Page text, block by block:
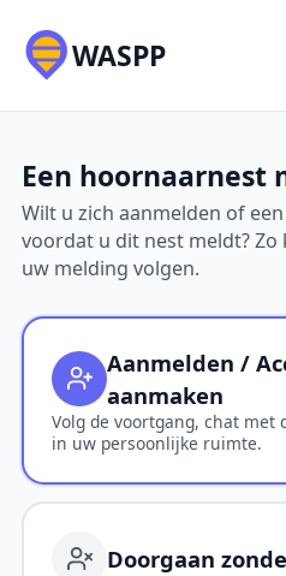
WASPP
Een hoornaarnest
Wilt u zich aanmelden of
voordat u dit nest meldt?
uw melding volgen.
Aanmelden /
aanmaken
Volg de voortgang, chat met
in uw persoonlijke ruimte.
Doorgaan